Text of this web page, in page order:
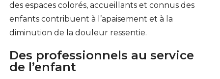
des espaces colorés, accueillants et connus des
enfants contribuent à l’apaisement et à la
diminution de la douleur ressentie.
Des professionnels au service
de l’enfant